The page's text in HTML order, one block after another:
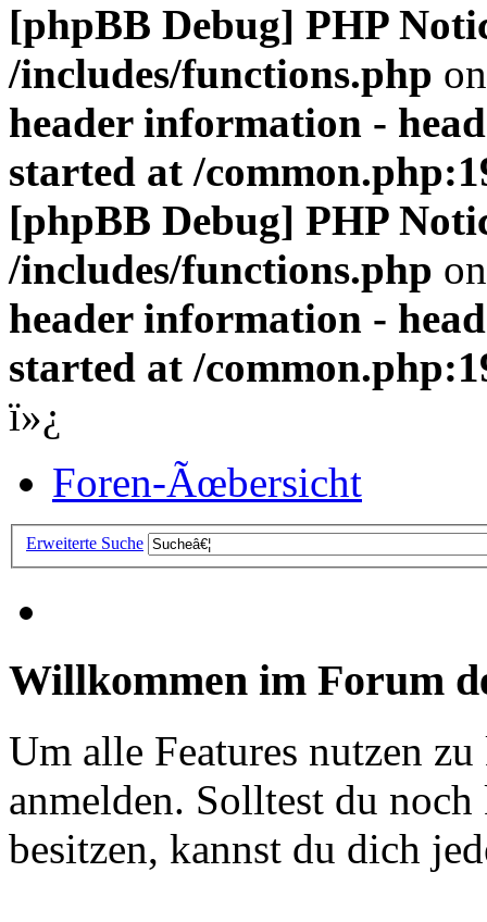
[phpBB Debug] PHP
/includes/functions.php
header information -
started at /
[phpBB Debug] PHP
/includes/functions.php
header information -
started at /
ï»¿
Foren-Ãœbersicht
Erweiterte Suche
Willkommen im Forum
Um alle Features nutzen
anmelden. Solltest du
besitzen, kannst du dich